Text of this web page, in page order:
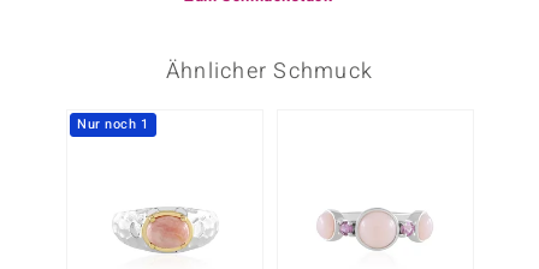
Ähnlicher Schmuck
Nur noch 1